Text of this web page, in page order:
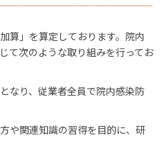
算」を算定しております。院内
て次のような取り組みを行ってお
なり、従業者全員で院内感染防
や関連知識の習得を目的に、研